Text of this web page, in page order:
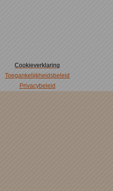
Cookieverklaring
Toegankelijkheidsbeleid
Privacybeleid